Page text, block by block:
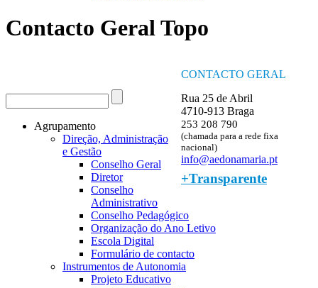
Contacto Geral Topo
CONTACTO GERAL
Rua 25 de Abril
4710-913 Braga
253 208 790
(chamada para a rede fixa
nacional)
info@aedonamaria.pt
+Transparente
Formulário de procura
Procurar
Agrupamento
Direção, Administração
e Gestão
Conselho Geral
Diretor
Conselho
Administrativo
Conselho Pedagógico
Organização do Ano Letivo
Escola Digital
Formulário de contacto
Instrumentos de Autonomia
Projeto Educativo